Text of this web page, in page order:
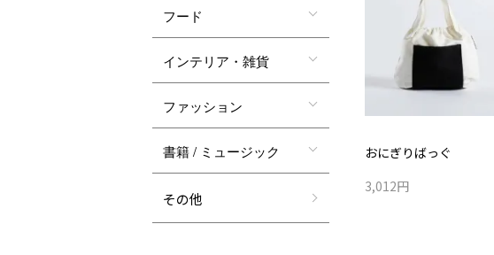
おにぎりばっぐ
3,012円
フード
インテリア・雑貨
ファッション
書籍 / ミュージック
その他